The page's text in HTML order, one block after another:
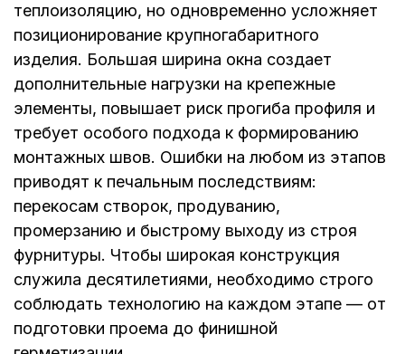
теплоизоляцию, но одновременно усложняет
позиционирование крупногабаритного
изделия. Большая ширина окна создает
дополнительные нагрузки на крепежные
элементы, повышает риск прогиба профиля и
требует особого подхода к формированию
монтажных швов. Ошибки на любом из этапов
приводят к печальным последствиям:
перекосам створок, продуванию,
промерзанию и быстрому выходу из строя
фурнитуры. Чтобы широкая конструкция
служила десятилетиями, необходимо строго
соблюдать технологию на каждом этапе — от
подготовки проема до финишной